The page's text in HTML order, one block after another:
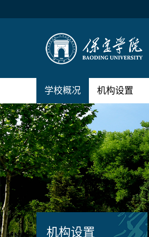
学校概况 机构设置
机构设置